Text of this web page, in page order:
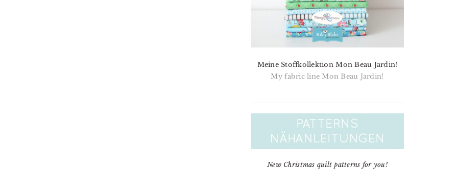
Meine Stoffkollektion Mon Beau Jardin!
My fabric line Mon Beau Jardin!
New Christmas quilt patterns for you!